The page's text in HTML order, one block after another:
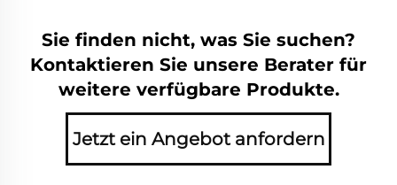
Sie finden nicht, was Sie suchen?
Kontaktieren Sie unsere Berater für
weitere verfügbare Produkte.
Jetzt ein Angebot anfordern